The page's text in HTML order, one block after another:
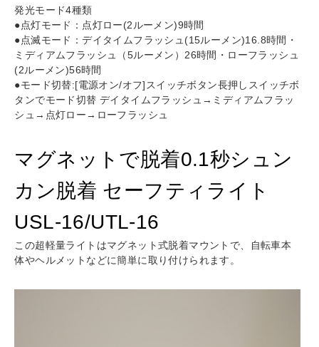
発光モード4種類
●点灯モード：点灯ロー(2ルーメン)9時間
●点滅モード：デイタイムフラッシュ(15ルーメン)16.8時間・
ミディアムフラッシュ（5ルーメン）26時間・ローフラッシュ
(2ルーメン)56時間
●モード切替:[電源オン/オフ]スイッチボタン長押しスイッチボ
タンでモード切替 デイタイムフラッシュ→ミディアムフラッ
シュ→点灯ロー→ローフラッシュ
マグネットで脱着0.1秒シュン
カン脱着 セーフティライト
USL-16/UTL-16
この超軽量ライトはマグネット式脱着マウントで、自転車本
体やヘルメットなどに簡単に取り付けられます。